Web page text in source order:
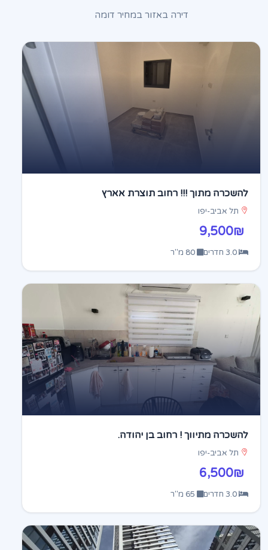
דירה באזור במחיר דומה
להשכרה מתוך !!! רחוב תוצרת אארץ
תל אביב-יפו
9,500₪
להשכרה מתיווך ! רחוב בן יהודה.
תל אביב-יפו
6,500₪